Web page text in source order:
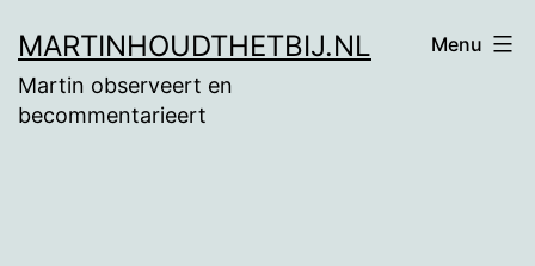
naar
de
MARTINHOUDTHETBIJ.NL
Martin observeert en
becommentarieert
Menu